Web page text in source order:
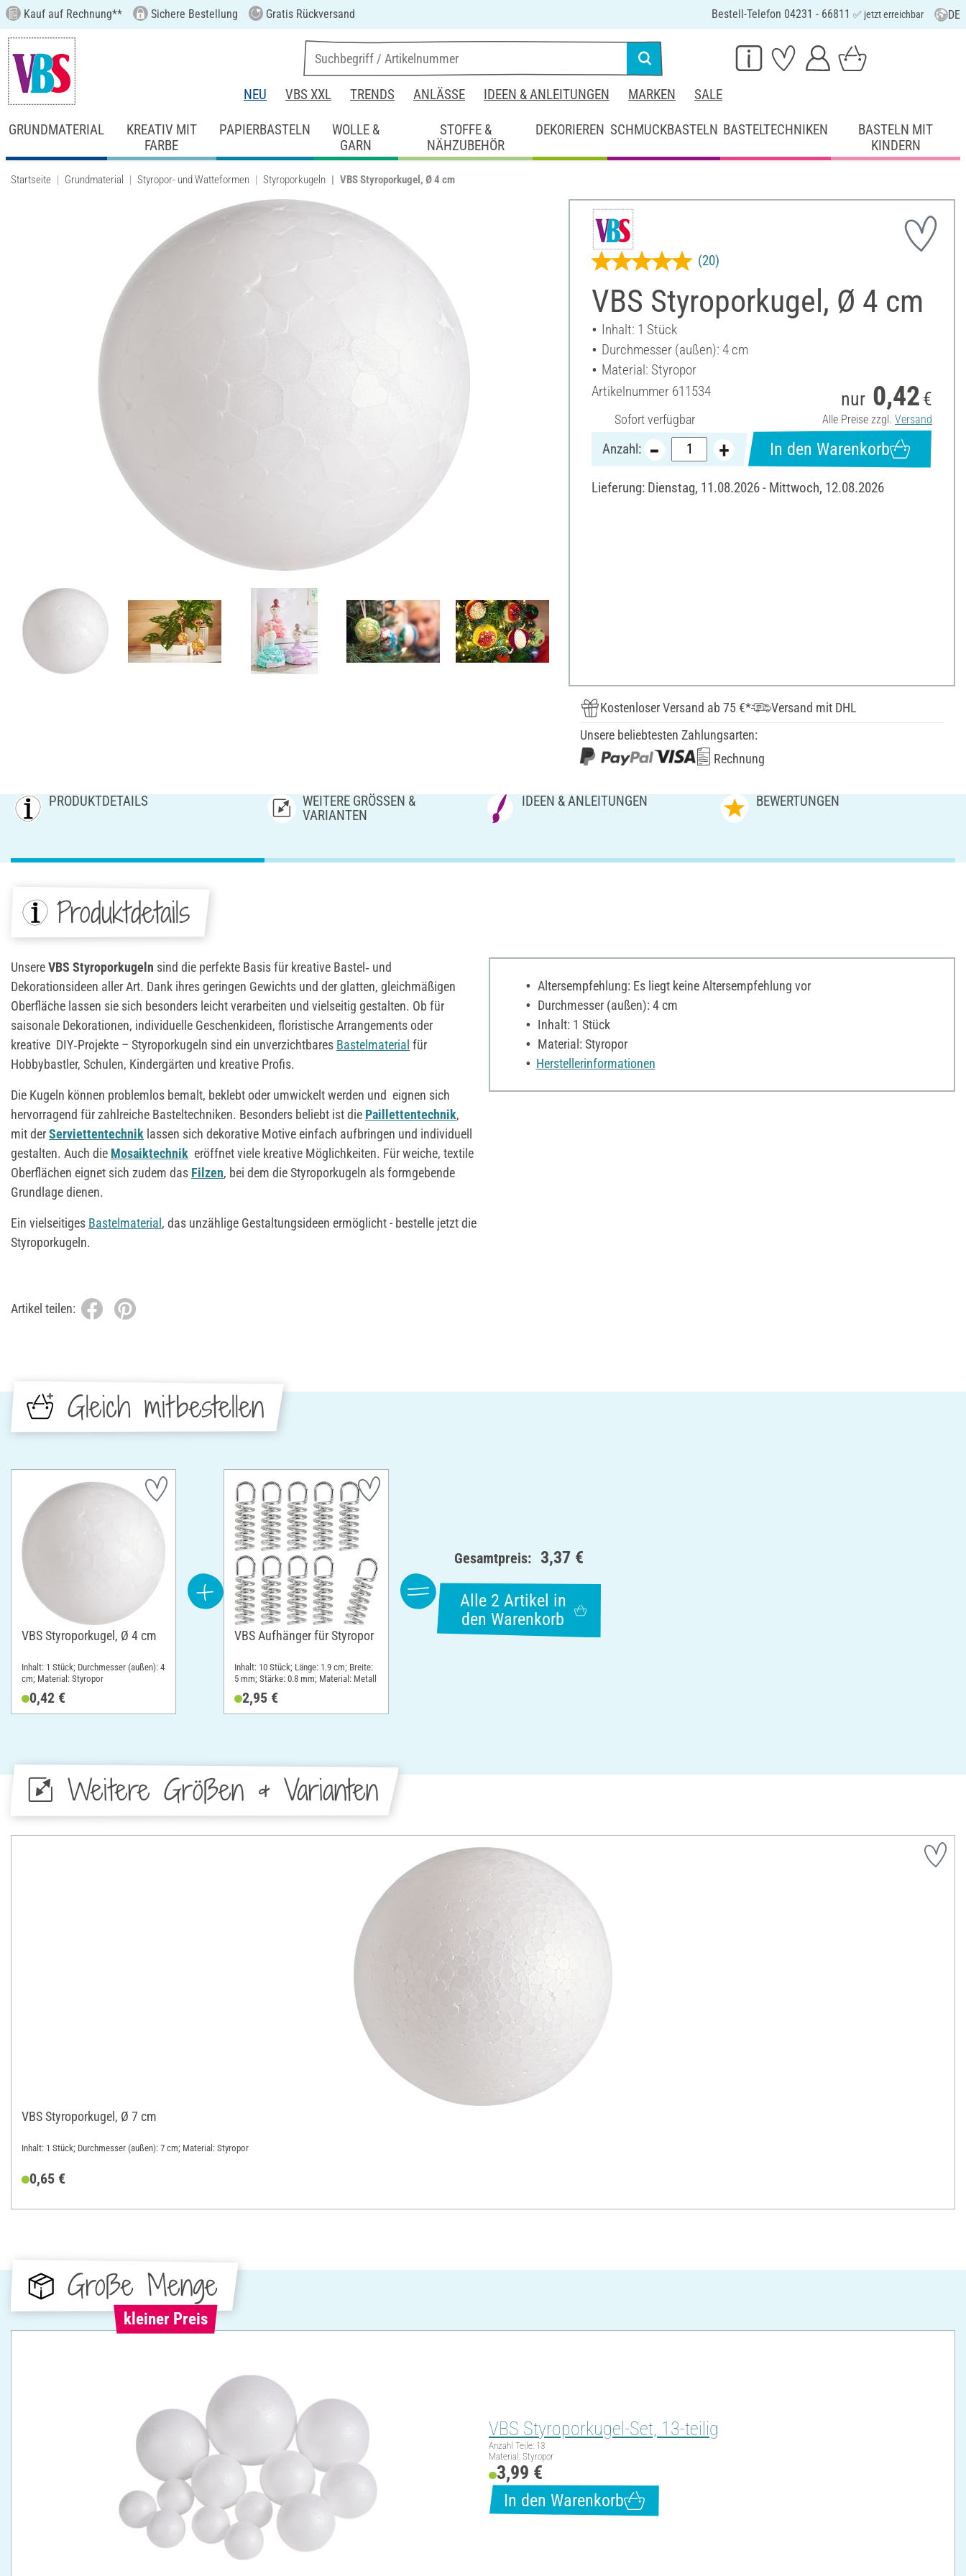
Kauf auf Rechnung** Sichere Bestellung Gratis Rückversand Bestell-Telefon 04231 - 66811 ✅ jetzt erreichbar DE
NEU VBS XXL TRENDS ANLÄSSE IDEEN & ANLEITUNGEN MARKEN SALE
GRUNDMATERIAL
KREATIV MIT
FARBE
PAPIERBASTELN
WOLLE &
GARN
STOFFE &
NÄHZUBEHÖR
DEKORIEREN SCHMUCKBASTELN BASTELTECHNIKEN
BASTELN MIT
KINDERN
Startseite Grundmaterial Styropor- und Watteformen Styroporkugeln VBS Styroporkugel, Ø 4 cm
VBS Styroporkugel, Ø 4 cm
(20)
Inhalt: 1 Stück
Durchmesser (außen): 4 cm
Material: Styropor
Artikelnummer 611534
Sofort verfügbar
nur 0,42 €
Alle Preise zzgl. Versand
Anzahl: In den Warenkorb
Lieferung: Dienstag, 11.08.2026 - Mittwoch, 12.08.2026
Kostenloser Versand ab 75 €*
Versand mit DHL
Unsere beliebtesten Zahlungsarten:
Rechnung
PRODUKTDETAILS
WEITERE GRÖSSEN & V
ARIANTEN
IDEEN & ANLEITUNGEN BEWERTUNGEN
Produktdetails
UnsereVBS Styroporkugeln sind die perfekte Basis für kreative Bastel‑ und
Dekorationsideen aller Art. Dank ihres geringen Gewichts und der glatten, gleichmäßigen
Oberfläche lassen sie sich besonders leicht verarbeiten und vielseitig gestalten. Ob für
saisonale Dekorationen, individuelle Geschenkideen, floristische Arrangements oder
kreative DIY‑Projekte – Styroporkugeln sind ein unverzichtbares Bastelmaterial für
Hobbybastler, Schulen, Kindergärten und kreative Profis.
Die Kugeln können problemlos bemalt, beklebt oder umwickelt werden und eignen sich
hervorragend für zahlreiche Basteltechniken. Besonders beliebt ist die Paillettentechnik,
mit derServiettentechnik lassen sich dekorative Motive einfach aufbringen und individuell
gestalten. Auch die Mosaiktechnik eröffnet viele kreative Möglichkeiten. Für weiche, textile
Oberflächen eignet sich zudem das Filzen, bei dem die Styroporkugeln als formgebende
Grundlage dienen.
Ein vielseitiges Bastelmaterial, das unzählige Gestaltungsideen ermöglicht - bestelle jetzt die
Styroporkugeln.
Altersempfehlung: Es liegt keine Altersempfehlung vor
Durchmesser (außen): 4 cm
Inhalt: 1 Stück
Material: Styropor
Herstellerinformationen
Artikel teilen:
Gleich mitbestellen
VBS Styroporkugel, Ø 4 cm
Inhalt: 1 Stück; Durchmesser (außen): 4
cm; Material: Styropor
0,42 €
VBS Aufhänger für Styropor
Inhalt: 10 Stück; Länge: 1.9 cm; Breite:
5 mm; Stärke: 0.8 mm; Material: Metall
2,95 €
Gesamtpreis: 3,37 €
Alle 2 Artikel in
den Warenkorb
Weitere Größen & Varianten
VBS Styroporkugel, Ø 7 cm
Inhalt: 1 Stück; Durchmesser (außen): 7 cm; Material: Styropor
0,65 €
Große Menge
kleiner Preis
VBS Styroporkugel-Set, 13-teilig
Anzahl Teile: 13
Material: Styropor
3,99 €
In den Warenkorb